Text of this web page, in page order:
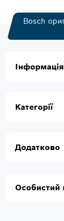
Bosch
Інформація
Категорії
Додатково
Особистий